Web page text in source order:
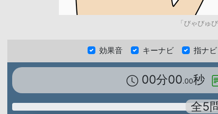
「びゃびゅ
効果音 キーナビ 指ナビ
00分00.00秒
全5